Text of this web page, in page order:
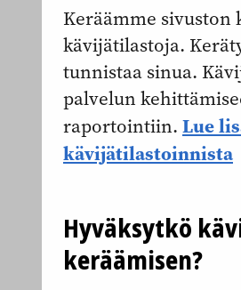
Keräämme sivuston
kävijätilastoja.
tunnistaa sinua.
palvelun
raportointiin. Lue
kävijätilastoinnista
Hyväksytkö
keräämisen?